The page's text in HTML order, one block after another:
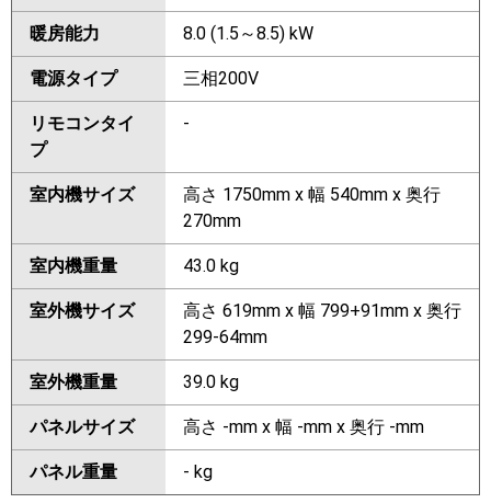
暖房能力 8.0 (1.5～8.5) kW
電源タイプ 三相200V
リモコンタイ
プ
-
室内機サイズ
高さ 1750mm x 幅 540mm x 奥行
270mm
室内機重量 43.0 kg
室外機サイズ
高さ 619mm x 幅 799+91mm x 奥行
299-64mm
室外機重量 39.0 kg
パネルサイズ 高さ -mm x 幅 -mm x 奥行 -mm
パネル重量 - kg